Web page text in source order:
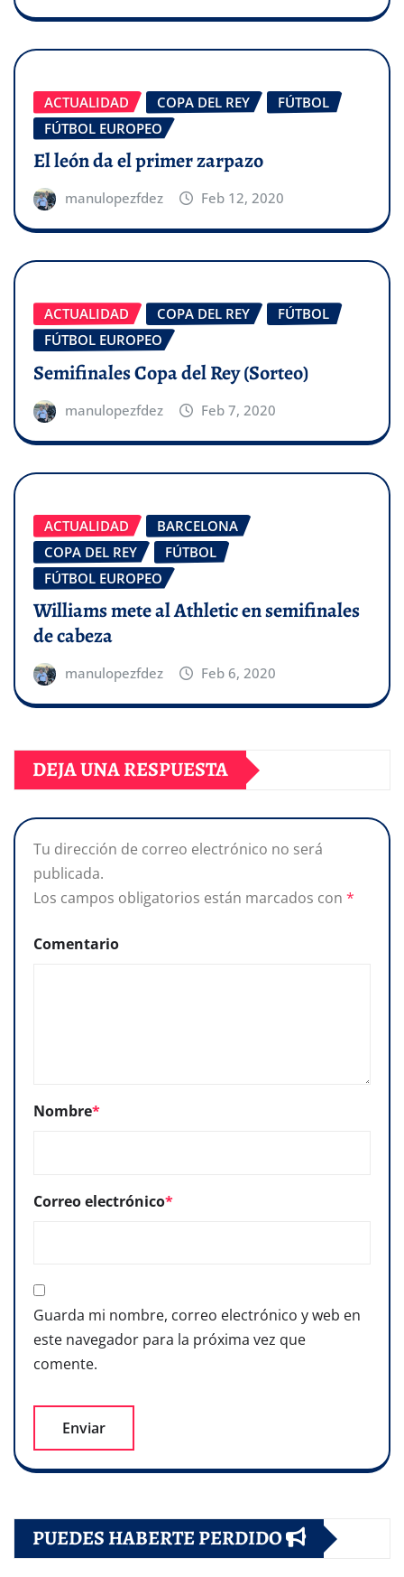
ACTUALIDAD COPA DEL REY
FÚTBOL
FÚTBOL EUROPEO
El león da el primer zarpazo
manulopezfdez Feb 12, 2020
ACTUALIDAD COPA DEL REY
FÚTBOL
FÚTBOL EUROPEO
Semifinales Copa del Rey (Sorteo)
manulopezfdez Feb 7, 2020
ACTUALIDAD
BARCELONA
COPA DEL REY
FÚTBOL
FÚTBOL EUROPEO
Williams mete al Athletic en semifinales
de cabeza
manulopezfdez Feb 6, 2020
DEJA UNA RESPUESTA
Tu dirección de correo electrónico no será
publicada.
Los campos obligatorios están marcados con *
Comentario
Nombre*
Correo electrónico*
Guarda mi nombre, correo electrónico y web en
este navegador para la próxima vez que
comente.
PUEDES HABERTE PERDIDO